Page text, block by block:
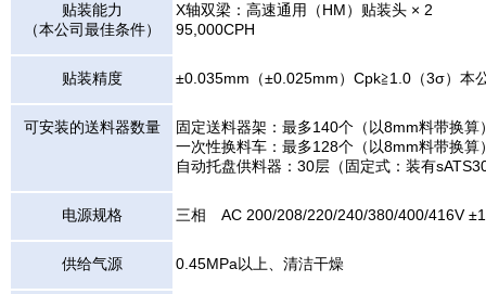
贴装能力
（本公司最佳条件）
X轴双梁：高速通用（HM）贴装头 × 2
95,000CPH
贴装精度 ±0.035mm（±0.025mm）Cpk≧1.0（3σ）本
可安装的送料器数量
固定送料器架：最多140个（以8mm料带换算
一次性换料车：最多128个（以8mm料带换算
自动托盘供料器：30层（固定式：装有
电源规格 三相 AC 200/208/220/240/380/400/416V
供给气源 0.45MPa以上、清洁干燥